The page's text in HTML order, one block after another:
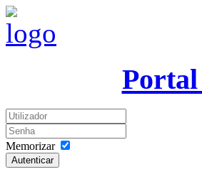
Portal
Memorizar
Autenticar